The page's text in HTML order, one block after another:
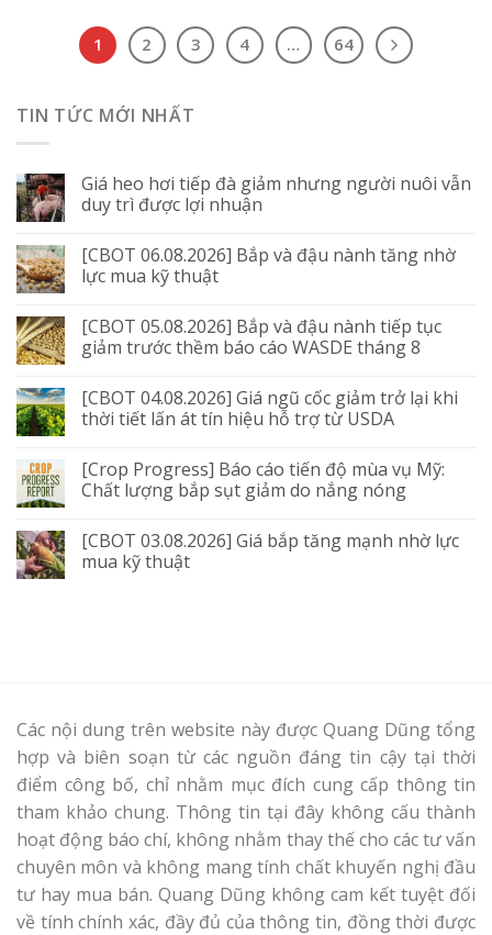
1 2 3 4 … 64
TIN TỨC MỚI NHẤT
Giá heo hơi tiếp đà giảm nhưng người nuôi vẫn
duy trì được lợi nhuận
[CBOT 06.08.2026] Bắp và đậu nành tăng nhờ
lực mua kỹ thuật
[CBOT 05.08.2026] Bắp và đậu nành tiếp tục
giảm trước thềm báo cáo WASDE tháng 8
[CBOT 04.08.2026] Giá ngũ cốc giảm trở lại khi
thời tiết lấn át tín hiệu hỗ trợ từ USDA
[Crop Progress] Báo cáo tiến độ mùa vụ Mỹ:
Chất lượng bắp sụt giảm do nắng nóng
[CBOT 03.08.2026] Giá bắp tăng mạnh nhờ lực
mua kỹ thuật
Các nội dung trên website này được Quang Dũng tổng
hợp và biên soạn từ các nguồn đáng tin cậy tại thời
điểm công bố, chỉ nhằm mục đích cung cấp thông tin
tham khảo chung. Thông tin tại đây không cấu thành
hoạt động báo chí, không nhằm thay thế cho các tư vấn
chuyên môn và không mang tính chất khuyến nghị đầu
tư hay mua bán. Quang Dũng không cam kết tuyệt đối
về tính chính xác, đầy đủ của thông tin, đồng thời được